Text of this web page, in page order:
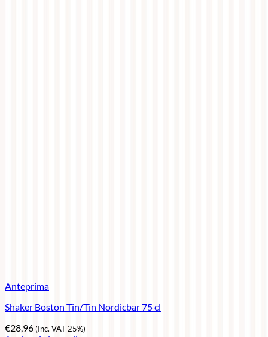
Anteprima
Shaker Boston Tin/Tin Nordicbar 75 cl
€28,96(Inc. VAT 25%)